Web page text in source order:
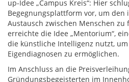
up-Idee „Campus Kreis“: Hier
Begegnungsplattform vor, um den
Austausch zwischen Menschen zu
erreichte die Idee „Mentorium“,
die künstliche Intelligenz nutzt,
Eigendiagnosen zu ermöglichen.
Im Anschluss an die
Gründungsbegeisterten im